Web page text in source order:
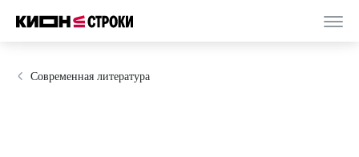
Современная литература